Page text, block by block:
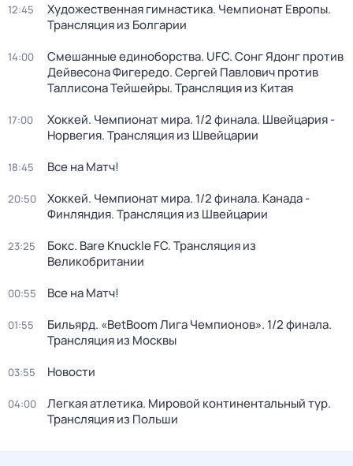
12:45
Художественная гимнастика. Чемпионат Европы.
Трансляция из Болгарии
14:00
Смешанные единоборства. UFC. Сонг Ядонг против
Дейвесона Фигередо. Сергей Павлович против
Таллисона Тейшейры. Трансляция из Китая
17:00
Хоккей. Чемпионат мира. 1/2 финала. Швейцария -
Норвегия. Трансляция из Швейцарии
18:45 Все на Матч!
20:50
Хоккей. Чемпионат мира. 1/2 финала. Канада -
Финляндия. Трансляция из Швейцарии
23:25
Бокс. Bare Knuckle FC. Трансляция из
Великобритании
00:55 Все на Матч!
01:55
Бильярд. «BetBoom Лига Чемпионов». 1/2 финала.
Трансляция из Москвы
03:55 Новости
04:00
Легкая атлетика. Мировой континентальный тур.
Трансляция из Польши